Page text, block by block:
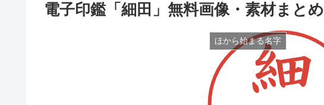
電子印鑑「細田」無料画像・素材まとめ
ほから始まる名字